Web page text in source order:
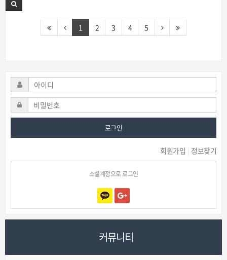
1 2 3 4 5
로그인
회원가입 정보찾기
소셜계정으로 로그인
커뮤니티